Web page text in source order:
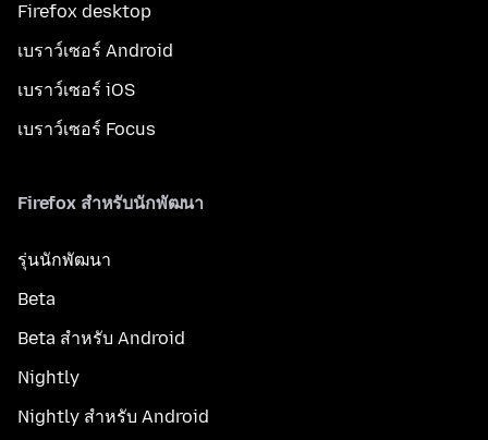
Firefox desktop
เบราว์เซอร์ Android
เบราว์เซอร์ iOS
เบราว์เซอร์ Focus
Firefox สำหรับนักพัฒนา
รุ่นนักพัฒนา
Beta
Beta สำหรับ Android
Nightly
Nightly สำหรับ Android